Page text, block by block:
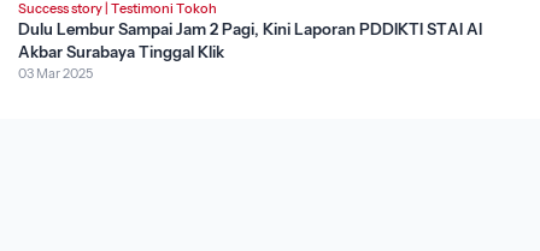
Success story Testimoni Tokoh
Dulu Lembur Sampai Jam 2 Pagi, Kini Laporan PDDIKTI STAI Al
Akbar Surabaya Tinggal Klik
03 Mar 2025